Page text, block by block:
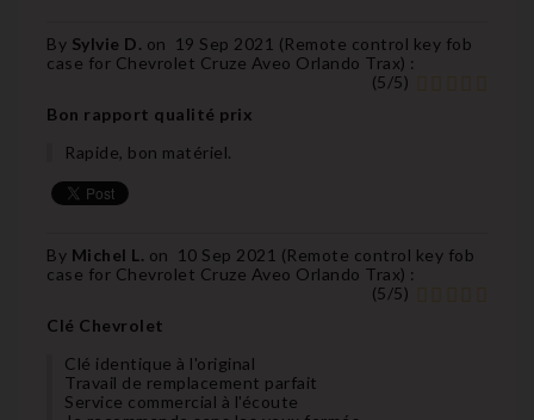
By Sylvie D. on 19 Sep 2021 (Remote control key fob
case for Chevrolet Cruze Aveo Orlando Trax) :
(5/5)
Bon rapport qualité prix
Rapide, bon matériel.
By Michel L. on 10 Sep 2021 (Remote control key fob
case for Chevrolet Cruze Aveo Orlando Trax) :
(5/5)
Clé Chevrolet
Clé identique à l'original
Travail de remplacement parfait
Service commercial à l'écoute